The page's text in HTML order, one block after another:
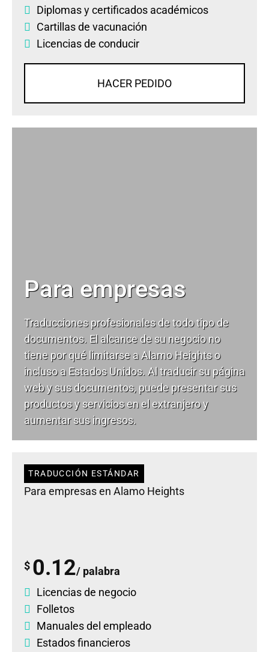
Diplomasycertificados académicos
Cartillas de vacunación
Licencias de conducir
HACER PEDIDO
Para empresas
Traducciones profesionales de todo tipo de
documentos. El alcance de su negocio no
tiene por qué limitarse a Alamo Heights o
incluso a Estados Unidos. Al traducir su página
web y sus documentos, puede presentar sus
productos y servicios en el extranjero y
aumentar sus ingresos.
TRADUCCIÓN ESTÁNDAR
Para empresas en Alamo Heights
$ 0.12/ palabra
Licencias de negocio
Folletos
Manuales del empleado
Estados financieros